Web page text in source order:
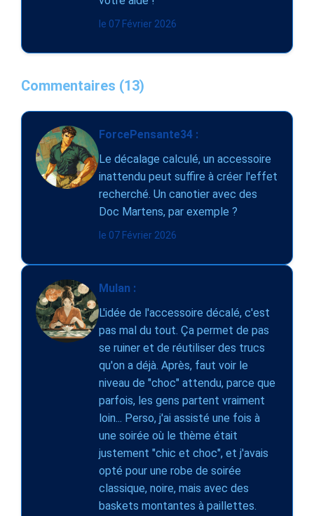
le 07 Février 2026
Commentaires (13)
ForcePensante34 :
Le décalage calculé, un accessoire
inattendu peut suffire à créer l'effet
recherché. Un canotier avec des
Doc Martens, par exemple ?
le 07 Février 2026
Mulan :
L'idée de l'accessoire décalé, c'est
pas mal du tout. Ça permet de pas
se ruiner et de réutiliser des trucs
qu'on a déjà. Après, faut voir le
niveau de "choc" attendu, parce que
parfois, les gens partent vraiment
loin... Perso, j'ai assisté une fois à
une soirée où le thème était
justement "chic et choc", et j'avais
opté pour une robe de soirée
classique, noire, mais avec des
baskets montantes à paillettes.